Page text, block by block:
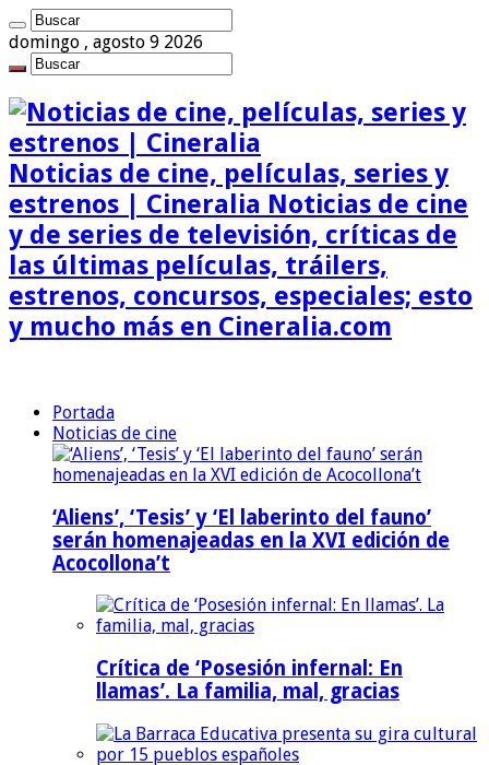
domingo , agosto 9 2026
Noticias de cine, películas, series y
estrenos | Cineralia Noticias de cine
y de series de televisión, críticas de
las últimas películas, tráilers,
estrenos, concursos, especiales; esto
y mucho más en Cineralia.com
Portada
Noticias de cine
‘Aliens’, ‘Tesis’ y ‘El laberinto del fauno’
serán homenajeadas en la XVI edición de
Acocollona’t
Crítica de ‘Posesión infernal: En
llamas’. La familia, mal, gracias